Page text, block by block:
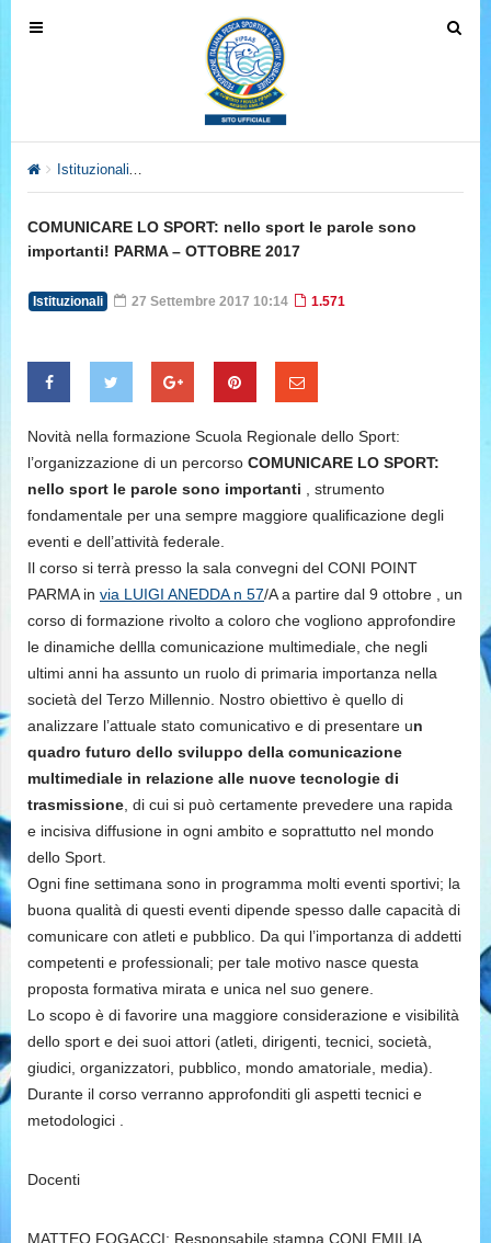
T
v
g
a
T
Istituzionali
COMUNICARE LO SPORT: nello sport le parole sono
importanti! PARMA – OTTOBRE 2017
Istituzionali 27 Settembre 2017 10:14 1.571
Novità nella formazione Scuola Regionale dello Sport:
l’organizzazione di un percorso COMUNICARE LO SPORT:
nello sport le parole sono importanti , strumento
fondamentale per una sempre maggiore qualificazione degli
eventi e dell’attività federale.
Il corso si terrà presso la sala convegni del CONI POINT
PARMA in via LUIGI ANEDDA n 57/A a partire dal 9 ottobre , un
corso di formazione rivolto a coloro che vogliono approfondire
le dinamiche dellla comunicazione multimediale, che negli
ultimi anni ha assunto un ruolo di primaria importanza nella
società del Terzo Millennio. Nostro obiettivo è quello di
analizzare l’attuale stato comunicativo e di presentare un
quadro futuro dello sviluppo della comunicazione
multimediale in relazione alle nuove tecnologie di
trasmissione, di cui si può certamente prevedere una rapida
e incisiva diffusione in ogni ambito e soprattutto nel mondo
dello Sport.
Ogni fine settimana sono in programma molti eventi sportivi; la
buona qualità di questi eventi dipende spesso dalle capacità di
comunicare con atleti e pubblico. Da qui l’importanza di addetti
competenti e professionali; per tale motivo nasce questa
proposta formativa mirata e unica nel suo genere.
Lo scopo è di favorire una maggiore considerazione e visibilità
dello sport e dei suoi attori (atleti, dirigenti, tecnici, società,
giudici, organizzatori, pubblico, mondo amatoriale, media).
Durante il corso verranno approfonditi gli aspetti tecnici e
metodologici .
Docenti
MATTEO FOGACCI: Responsabile stampa CONI EMILIA